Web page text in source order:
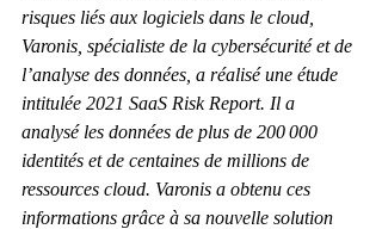
risques liés aux logiciels dans le cloud,
Varonis, spécialiste de la cybersécurité et de
l’analyse des données, a réalisé une étude
intitulée 2021 SaaS Risk Report. Il a
analysé les données de plus de 200 000
identités et de centaines de millions de
ressources cloud. Varonis a obtenu ces
informations grâce à sa nouvelle solution